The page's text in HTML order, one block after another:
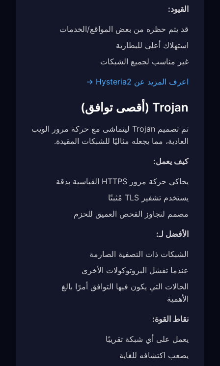
القيود:
قد يتم حظره من بعض المواقع/الخدمات
استهلاك أعلى للبطارية
غير مناسب لجميع الشبكات
اعرف المزيد عن Hysteria2 →
Trojan (أقصى توافق)
تم تصميم Trojan ليتماشى مع حركة مرور الويب
العادية، مما يجعله مثاليًا للشبكات المقيدة.
كيف يعمل:
يحاكي حركة مرور HTTPS القياسية بدقة
يستخدم تشفير TLS مُثبتًا
مصمم لتجاوز الفحص العميق للحزم
الأفضل لـ:
الشبكات ذات التصفية الصارمة
عندما تفشل البروتوكولات الأخرى
الحالات التي يكون فيها التوافق أمرًا بالغ
الأهمية
نقاط القوة:
يعمل على أي شبكة تقريبًا
يصعب اكتشافه للغاية